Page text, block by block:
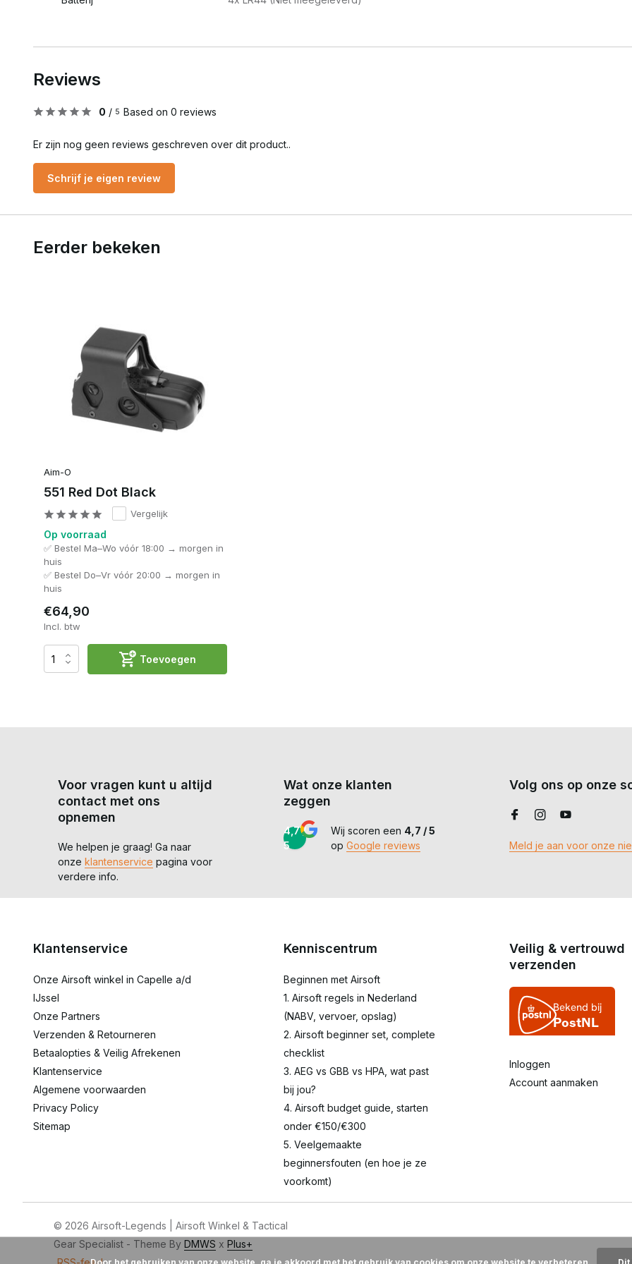
Reviews
0 / 5 Based on 0 reviews
Er zijn nog geen reviews geschreven over dit product..
Schrijf je eigen review
Eerder bekeken
Aim-O
551 Red Dot Black
Vergelijk
Op voorraad
✅ Bestel Ma–Wo vóór 18:00 → morgen in
huis
✅ Bestel Do–Vr vóór 20:00 → morgen in
huis
€64,90
Incl. btw
Toevoegen
Voor vragen kunt u altijd
contact met ons
opnemen
We helpen je graag! Ga naar
onze klantenservice pagina voor
verdere info.
Wat onze klanten
zeggen
4,7 /
5
Wij scoren een 4,7 / 5
op Google reviews
Volg ons op onze
Meld je aan voor onze
Klantenservice
Onze Airsoft winkel in Capelle a/d
IJssel
Onze Partners
Verzenden & Retourneren
Betaalopties & Veilig Afrekenen
Klantenservice
Algemene voorwaarden
Privacy Policy
Sitemap
Kenniscentrum
Beginnen met Airsoft
1. Airsoft regels in Nederland
(NABV, vervoer, opslag)
2. Airsoft beginner set, complete
checklist
3. AEG vs GBB vs HPA, wat past
bij jou?
4. Airsoft budget guide, starten
onder €150/€300
5. Veelgemaakte
beginnersfouten (en hoe je ze
voorkomt)
Veilig & vertrouwd
verzenden
Inloggen
Account aanmaken
© 2026 Airsoft-Legends | Airsoft Winkel & Tactical
Gear Specialist - Theme ByDMWS xPlus+